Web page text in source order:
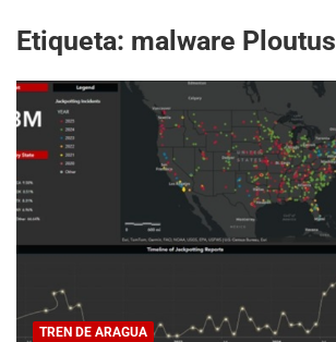
Etiqueta: malware Ploutus
TREN DE ARAGUA